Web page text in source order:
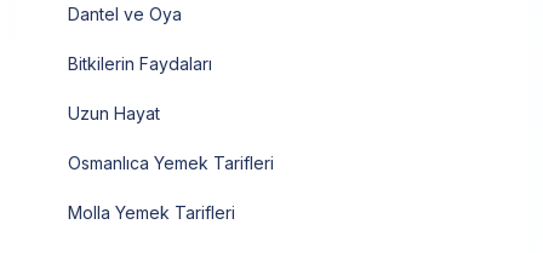
Dantel ve Oya
Bitkilerin Faydaları
Uzun Hayat
Osmanlıca Yemek Tarifleri
Molla Yemek Tarifleri